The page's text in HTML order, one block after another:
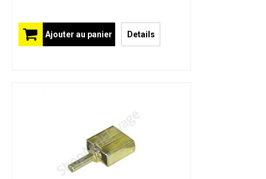
Ajouter au panier Details